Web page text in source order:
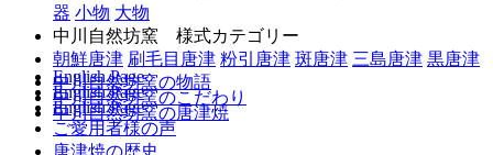
器 小物 大物
中川自然坊窯 様式カテゴリー
朝鮮唐津 刷毛目唐津 粉引唐津 斑唐津 三島唐津 黒唐津
中川自然坊窯の物語
English Page
中川自然坊窯のこだわり
English Page
中川自然坊窯の唐津焼
English Page
ご愛用者様の声
唐津焼の歴史